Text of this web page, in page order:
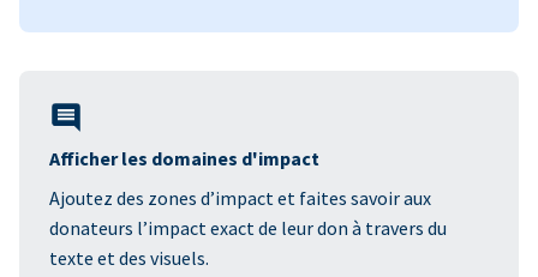
Afficher les domaines d'impact
Ajoutez des zones d’impact et faites savoir aux
donateurs l’impact exact de leur don à travers du
texte et des visuels.